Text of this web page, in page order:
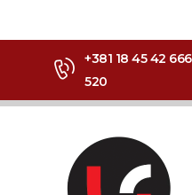
+381 18 45 42
520